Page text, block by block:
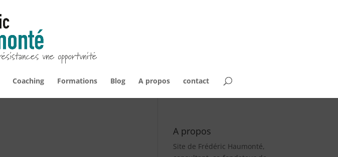
Coaching Formations Blog A propos contact
A propos
Site de Frédéric Haumonté,